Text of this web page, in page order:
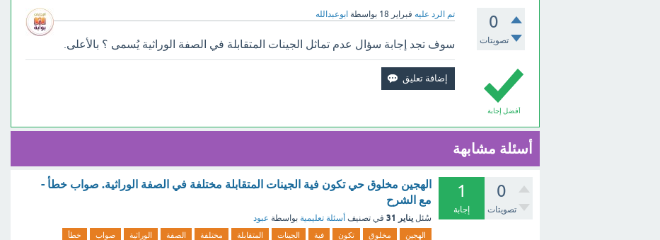
0
تصويتات
تم الرد عليه فبراير 18 بواسطة ابوعبدالله
أفضل إجابة
سوف تجد إجابة سؤال عدم تماثل الجينات المتقابلة في الصفة الوراثية يُسمى ؟ بالأعلى.
أسئلة مشابهة
0
تصويتات
1
إجابة
الهجين مخلوق حي تكون فية الجينات المتقابلة مختلفة في الصفة الوراثية. صواب خطأ -
مع الشرح
سُئل يناير 31 في تصنيف أسئلة تعليمية بواسطة عبود
الهجين مخلوق تكون فية الجينات المتقابلة مختلفة الصفة الوراثية صواب خطأ